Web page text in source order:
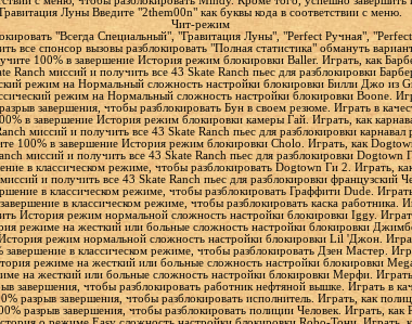
Гравитация Луны Введите "2them00n" как буквы кода в соответствии с меню.
Чит-режим
"Всегда Специальный", "Гравитация Луны", "Perfect Ручная",
все спонсор вызовы разблокировать "Полная статистика" обмануть
100% в завершение История режим блокировки Baller. Играть, как
Ranch миссий и получить все 43 Skate Ranch пьес для разблокировки
режим на Нормальный сложность настройки блокировки Билли Джо из
режим на Нормальный сложность настройки блокировки Boone.
завершения, чтобы разблокировать Бун в своем резюме. Играть в
в завершение История режим блокировки камеры Гай. Играть, как
миссий и получить все 43 Skate Ranch пьес для разблокировки карнавал
100% в завершение История режим блокировки Cholo. Играть, как
миссий и получить все 43 Skate Ranch пьес для разблокировки Dogtown
в классическом режиме, чтобы разблокировать Dogtown Ги 2. Играть,
и получить все 43 Skate Ranch пьес для разблокировки французский
в классическом режиме, чтобы разблокировать Граффити Dude.
в классическом режиме, чтобы разблокировать каска работника.
История режим нормальной сложность настройки блокировки Iggy.
режиме на жесткий или больные сложность настройки блокировки
режим нормальной сложность настройки блокировки Lil 'Джон.
в классическом режиме, чтобы разблокировать Дзен Мастер.
режиме на жесткий или больные сложность настройки блокировки
на жесткий или больные сложность настройки блокировки Мерфи.
завершения, чтобы разблокировать работник нефтяной вышке. Играть в
разрыв завершения, чтобы разблокировать исполнитель. Играть, как
разрыв завершения, чтобы разблокировать полиции Человек. Играть, как